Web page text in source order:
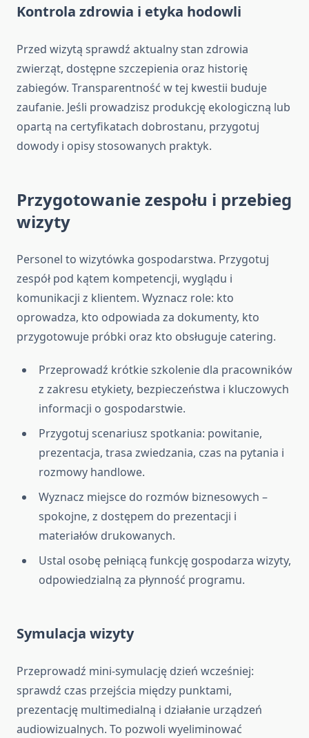
Kontrola zdrowia i etyka hodowli
Przed wizytą sprawdź aktualny stan zdrowia
zwierząt, dostępne szczepienia oraz historię
zabiegów. Transparentność w tej kwestii buduje
zaufanie. Jeśli prowadzisz produkcję ekologiczną lub
opartą na certyfikatach dobrostanu, przygotuj
dowody i opisy stosowanych praktyk.
Przygotowanie zespołu i przebieg
wizyty
Personel to wizytówka gospodarstwa. Przygotuj
zespół pod kątem kompetencji, wyglądu i
komunikacji z klientem. Wyznacz role: kto
oprowadza, kto odpowiada za dokumenty, kto
przygotowuje próbki oraz kto obsługuje catering.
Przeprowadź krótkie szkolenie dla pracowników
z zakresu etykiety, bezpieczeństwa i kluczowych
informacji o gospodarstwie.
Przygotuj scenariusz spotkania: powitanie,
prezentacja, trasa zwiedzania, czas na pytania i
rozmowy handlowe.
Wyznacz miejsce do rozmów biznesowych –
spokojne, z dostępem do prezentacji i
materiałów drukowanych.
Ustal osobę pełniącą funkcję gospodarza wizyty,
odpowiedzialną za płynność programu.
Symulacja wizyty
Przeprowadź mini-symulację dzień wcześniej:
sprawdź czas przejścia między punktami,
prezentację multimedialną i działanie urządzeń
audiowizualnych. To pozwoli wyeliminować